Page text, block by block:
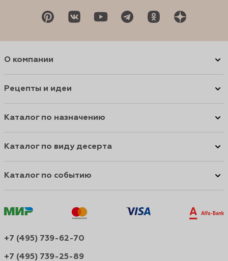
О компании
Рецепты и идеи
Каталог по назначению
Каталог по виду десерта
Каталог по событию
+7 (495) 739-62-70
+7 (495) 739-25-89